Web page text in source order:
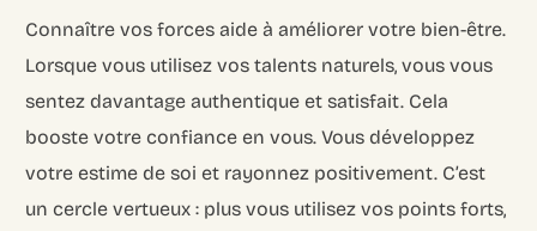
Connaître vos forces aide à améliorer votre bien-être.
Lorsque vous utilisez vos talents naturels, vous vous
sentez davantage authentique et satisfait. Cela
booste votre confiance en vous. Vous développez
votre estime de soi et rayonnez positivement. C’est
un cercle vertueux : plus vous utilisez vos points forts,